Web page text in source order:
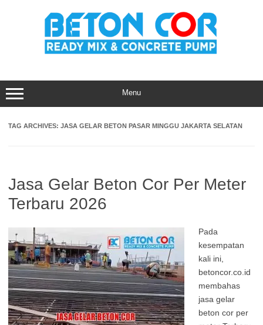
Menu
TAG ARCHIVES: JASA GELAR BETON PASAR MINGGU JAKARTA SELATAN
Jasa Gelar Beton Cor Per Meter
Terbaru 2026
Pada
kesempatan
kali ini,
betoncor.co.id
membahas
jasa gelar
beton cor per